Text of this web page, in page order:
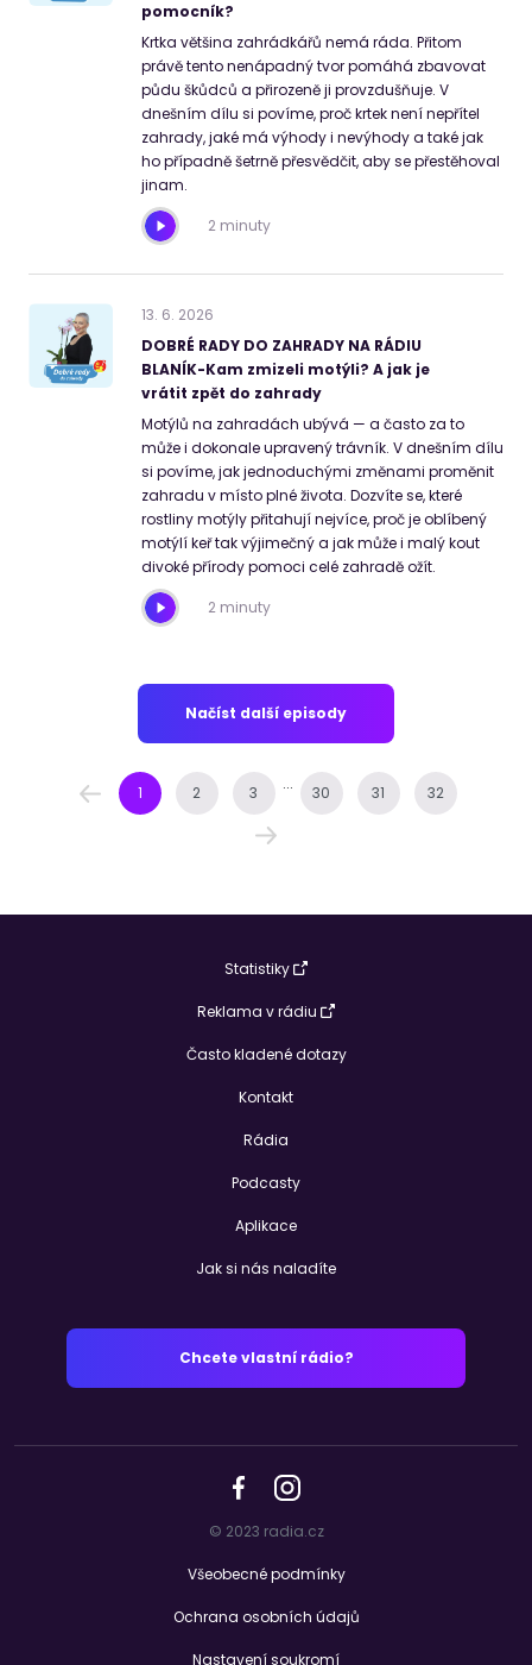
pomocník?
Krtka většina zahrádkářů nemá ráda. Přitom
právě tento nenápadný tvor pomáhá zbavovat
půdu škůdců a přirozeně ji provzdušňuje. V
dnešním dílu si povíme, proč krtek není nepřítel
zahrady, jaké má výhody i nevýhody a také jak
ho případně šetrně přesvědčit, aby se přestěhoval
jinam.
2 minuty
13. 6. 2026
DOBRÉ RADY DO ZAHRADY NA RÁDIU
BLANÍK-Kam zmizeli motýli? A jak je
vrátit zpět do zahrady
Motýlů na zahradách ubývá — a často za to
může i dokonale upravený trávník. V dnešním dílu
si povíme, jak jednoduchými změnami proměnit
zahradu v místo plné života. Dozvíte se, které
rostliny motýly přitahují nejvíce, proč je oblíbený
motýlí keř tak výjimečný a jak může i malý kout
divoké přírody pomoci celé zahradě ožít.
2 minuty
Načíst další episody
1 2 3 ... 30 31 32
Statistiky
Reklama v rádiu
Často kladené dotazy
Kontakt
Rádia
Podcasty
Aplikace
Jak si nás naladíte
Chcete vlastní rádio?
© 2023 radia.cz
Všeobecné podmínky
Ochrana osobních údajů
Nastavení soukromí